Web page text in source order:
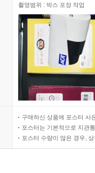
촬영범위 : 박스 포장 작업
구매하신 상품에 포스터 사
포스터는 기본적으로 지관
포스터 수량이 많은 경우,